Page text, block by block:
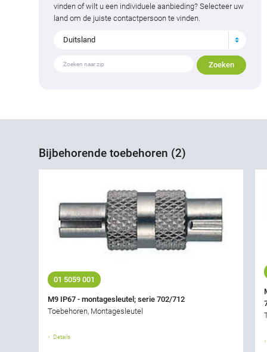
vinden of wilt u een individuele aanbieding? Selecteer uw
land om de juiste contactpersoon te vinden.
Duitsland
Bijbehorende toebehoren (2)
01 5059 001
M9 IP67 - montagesleutel; serie 702/712
Toebehoren, Montagesleutel
Details